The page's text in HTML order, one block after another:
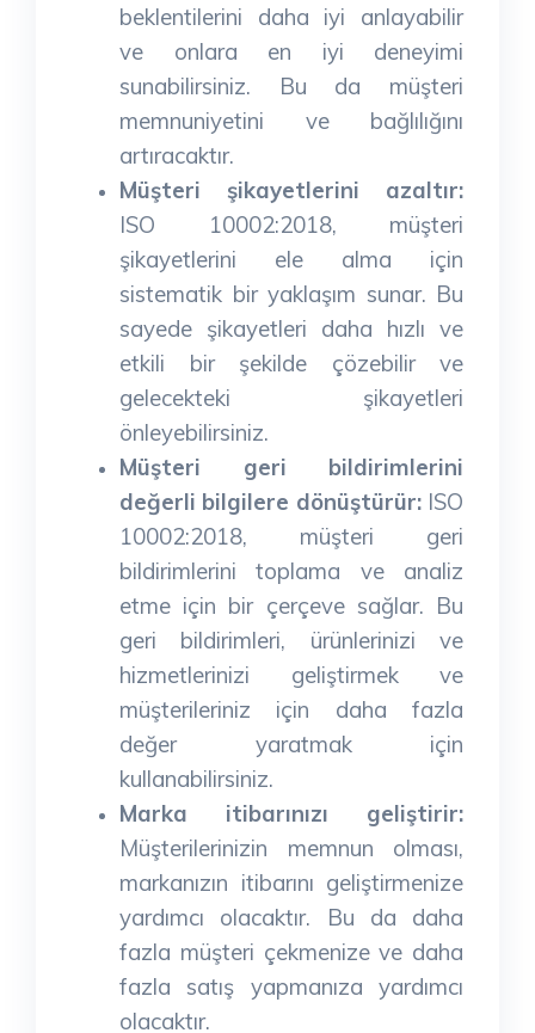
beklentilerini daha iyi anlayabilir
ve onlara en iyi deneyimi
sunabilirsiniz. Bu da müşteri
memnuniyetini ve bağlılığını
artıracaktır.
Müşteri şikayetlerini azaltır:
ISO 10002:2018, müşteri
şikayetlerini ele alma için
sistematik bir yaklaşım sunar. Bu
sayede şikayetleri daha hızlı ve
etkili bir şekilde çözebilir ve
gelecekteki şikayetleri
önleyebilirsiniz.
Müşteri geri bildirimlerini
değerli bilgilere dönüştürür:ISO
10002:2018, müşteri geri
bildirimlerini toplama ve analiz
etme için bir çerçeve sağlar. Bu
geri bildirimleri, ürünlerinizi ve
hizmetlerinizi geliştirmek ve
müşterileriniz için daha fazla
değer yaratmak için
kullanabilirsiniz.
Marka itibarınızı geliştirir:
Müşterilerinizin memnun olması,
markanızın itibarını geliştirmenize
yardımcı olacaktır. Bu da daha
fazla müşteri çekmenize ve daha
fazla satış yapmanıza yardımcı
olacaktır.